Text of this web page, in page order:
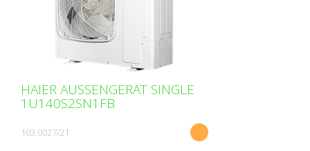
HAIER AUSSENGERÄT SINGLE
1U140S2SN1FB
103.0027/21